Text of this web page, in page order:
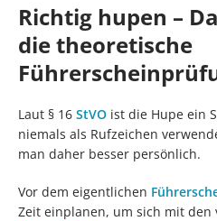
Richtig hupen –
die theoretische
Laut § 16 StVO ist die Hupe ein
niemals als Rufzeichen
man daher besser persönlich.
Vor dem eigentlichen
Zeit einplanen, um sich mit den